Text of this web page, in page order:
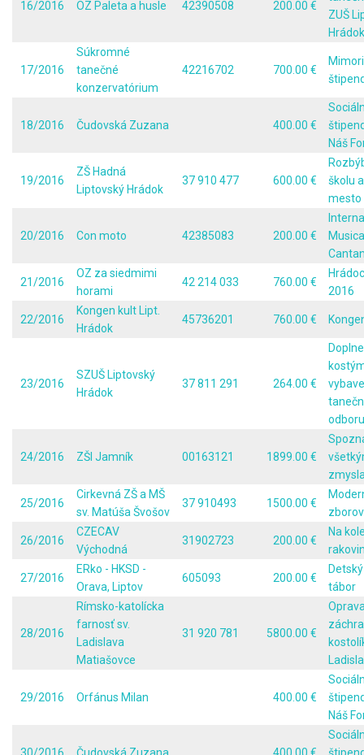
16/2016 OZ Paleta a husle 42390508 200.00 €
ZUŠ
Hrádok
17/2016
Súkromné
tanečné
konzervatórium
42216702 700.00 €
18/2016 Čudovská Zuzana 400.00 €
Náš
19/2016
ZŠ Hadná
Liptovský Hrádok
37 910 477 600.00 €
školu
mesto
20/2016 Con moto 42385083 200.00 €
21/2016
OZ za siedmimi
horami
42 214 033 760.00 €
2016
22/2016
Kongen kult Lipt.
Hrádok
45736201 760.00 €
23/2016
SZUŠ Liptovský
Hrádok
37 811 291 264.00 €
odboru
24/2016 ZŠI Jamník 00163121 1899.00 €
25/2016
Cirkevná ZŠ a MŠ
sv. Matúša Švošov
37 910493 1500.00 €
26/2016
CZECAV
Východná
31902723 200.00 €
Na
27/2016
ERko - HKSD -
Orava, Liptov
605093 200.00 €
tábor
28/2016
Rímsko-katolícka
farnosť sv.
Ladislava
Matiašovce
31 920 781 5800.00 €
29/2016 Orfánus Milan 400.00 €
Náš